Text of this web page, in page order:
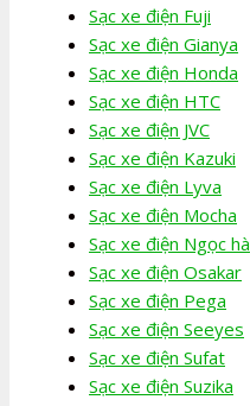
Sạc xe điện Fuji
Sạc xe điện Gianya
Sạc xe điện Honda
Sạc xe điện HTC
Sạc xe điện JVC
Sạc xe điện Kazuki
Sạc xe điện Lyva
Sạc xe điện Mocha
Sạc xe điện Ngọc hà
Sạc xe điện Osakar
Sạc xe điện Pega
Sạc xe điện Seeyes
Sạc xe điện Sufat
Sạc xe điện Suzika